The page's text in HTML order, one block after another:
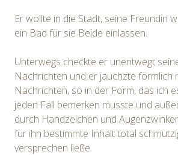
Er wollte in die Stadt, seine Freundin
ein Bad für sie Beide einlassen.
Unterwegs checkte er unentwegt
Nachrichten und er jauchzte förmlich
Nachrichten, so in der Form, das ich
jeden Fall bemerken musste und
durch Handzeichen und
für ihn bestimmte Inhalt total
versprechen ließe.